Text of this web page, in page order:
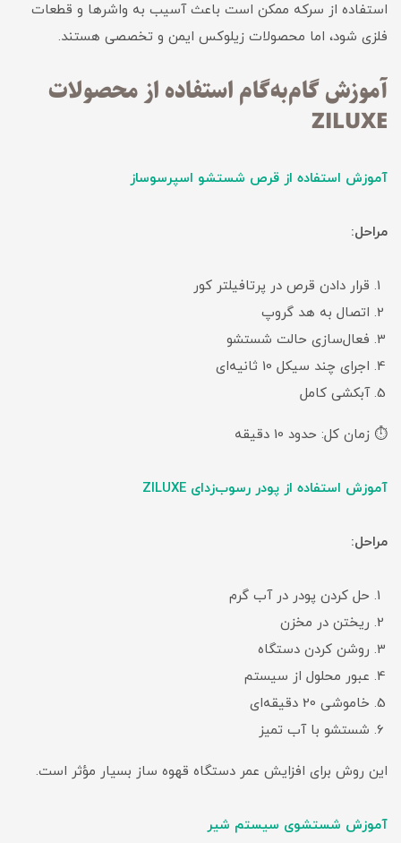
استفاده از سرکه ممکن است باعث آسیب به واشرها و قطعات
فلزی شود، اما محصولات زیلوکس ایمن و تخصصی هستند.
آموزش گام‌به‌گام استفاده از محصولات
ZILUXE
آموزش استفاده از قرص شستشو اسپرسوساز
مراحل:
قرار دادن قرص در پرتافیلتر کور
اتصال به هد گروپ
فعال‌سازی حالت شستشو
اجرای چند سیکل 10 ثانیه‌ای
آبکشی کامل
⏱ زمان کل: حدود 10 دقیقه
آموزش استفاده از پودر رسوب‌زدای ZILUXE
مراحل:
حل کردن پودر در آب گرم
ریختن در مخزن
روشن کردن دستگاه
عبور محلول از سیستم
خاموشی 20 دقیقه‌ای
شستشو با آب تمیز
این روش برای افزایش عمر دستگاه قهوه ساز بسیار مؤثر است.
آموزش شستشوی سیستم شیر